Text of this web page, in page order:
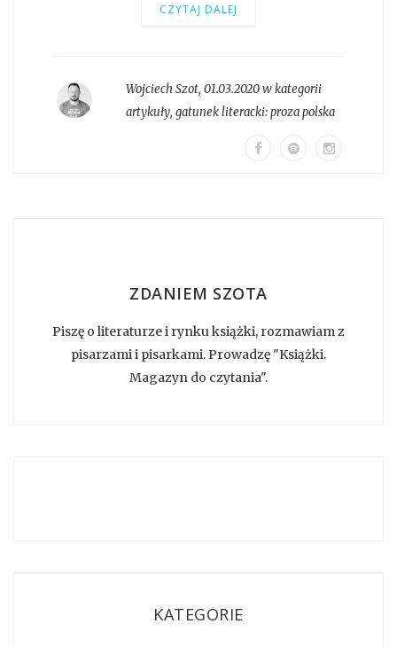
CZYTAJ DALEJ
Wojciech Szot, 01.03.2020 w kategorii
artykuły, gatunek literacki:proza polska
ZDANIEM SZOTA
Piszę o literaturze i rynku książki, rozmawiam z
pisarzami i pisarkami. Prowadzę "Książki.
Magazyn do czytania".
KATEGORIE